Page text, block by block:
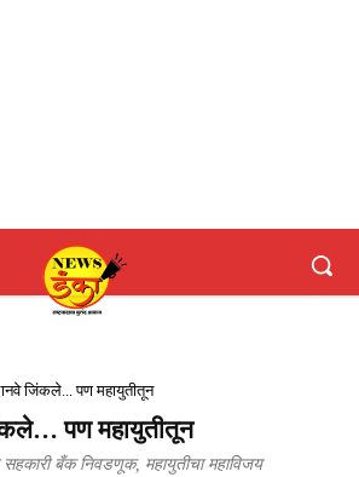
जिंकले... पण महायुतीतून
पण महायुतीतून
सहकारी बँक निवडणूक, महायुतीचा महाविजय